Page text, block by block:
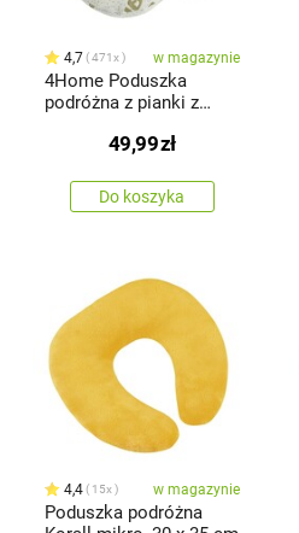
4,7 471x w magazynie
4Home Poduszka
podróżna z pianki z
49,99zł
Do koszyka
4,4 15x w magazynie
Poduszka podróżna